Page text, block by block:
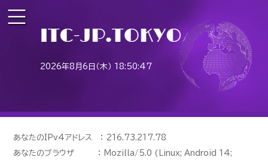
2026年8月6日（木） 18:50:47
あなたのIPv4アドレス ： 216.73.217.78
あなたのブラウザ ： Mozilla/5.0 (Linux; Android 14;